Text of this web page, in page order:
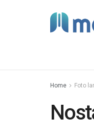
Home Foto